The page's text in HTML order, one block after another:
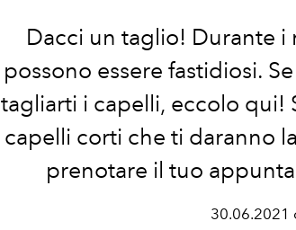
Dacci un taglio! Durante i
possono essere fastidiosi.
tagliarti i capelli, eccolo qui!
capelli corti che ti daranno
prenotare il tuo
30.06.2021